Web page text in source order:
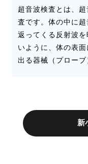
超音波検査とは、
査です。体の中に
返ってくる反射波
いように、体の表
出る器械（プローブ
新